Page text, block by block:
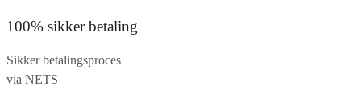
100% sikker betaling
Sikker betalingsproces
via NETS